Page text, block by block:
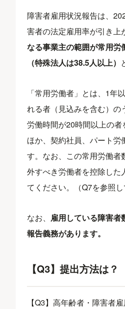
障害者雇用状況報告は、
害者の法定雇用率が引き上
なる事業主の範囲が常用労
（特殊法人は38.5人以上）
「常用労働者」とは、1年
れる者（見込みを含む）の
労働時間が20時間以上の
ほか、契約社員、パート労
す。なお、この常用労働者
外すべき労働者を控除した
てください。（Q7を参照し
なお、 雇用している障害者
報告義務があります。
【Q3】提出方法は？
【Q3】高年齢者・障害者